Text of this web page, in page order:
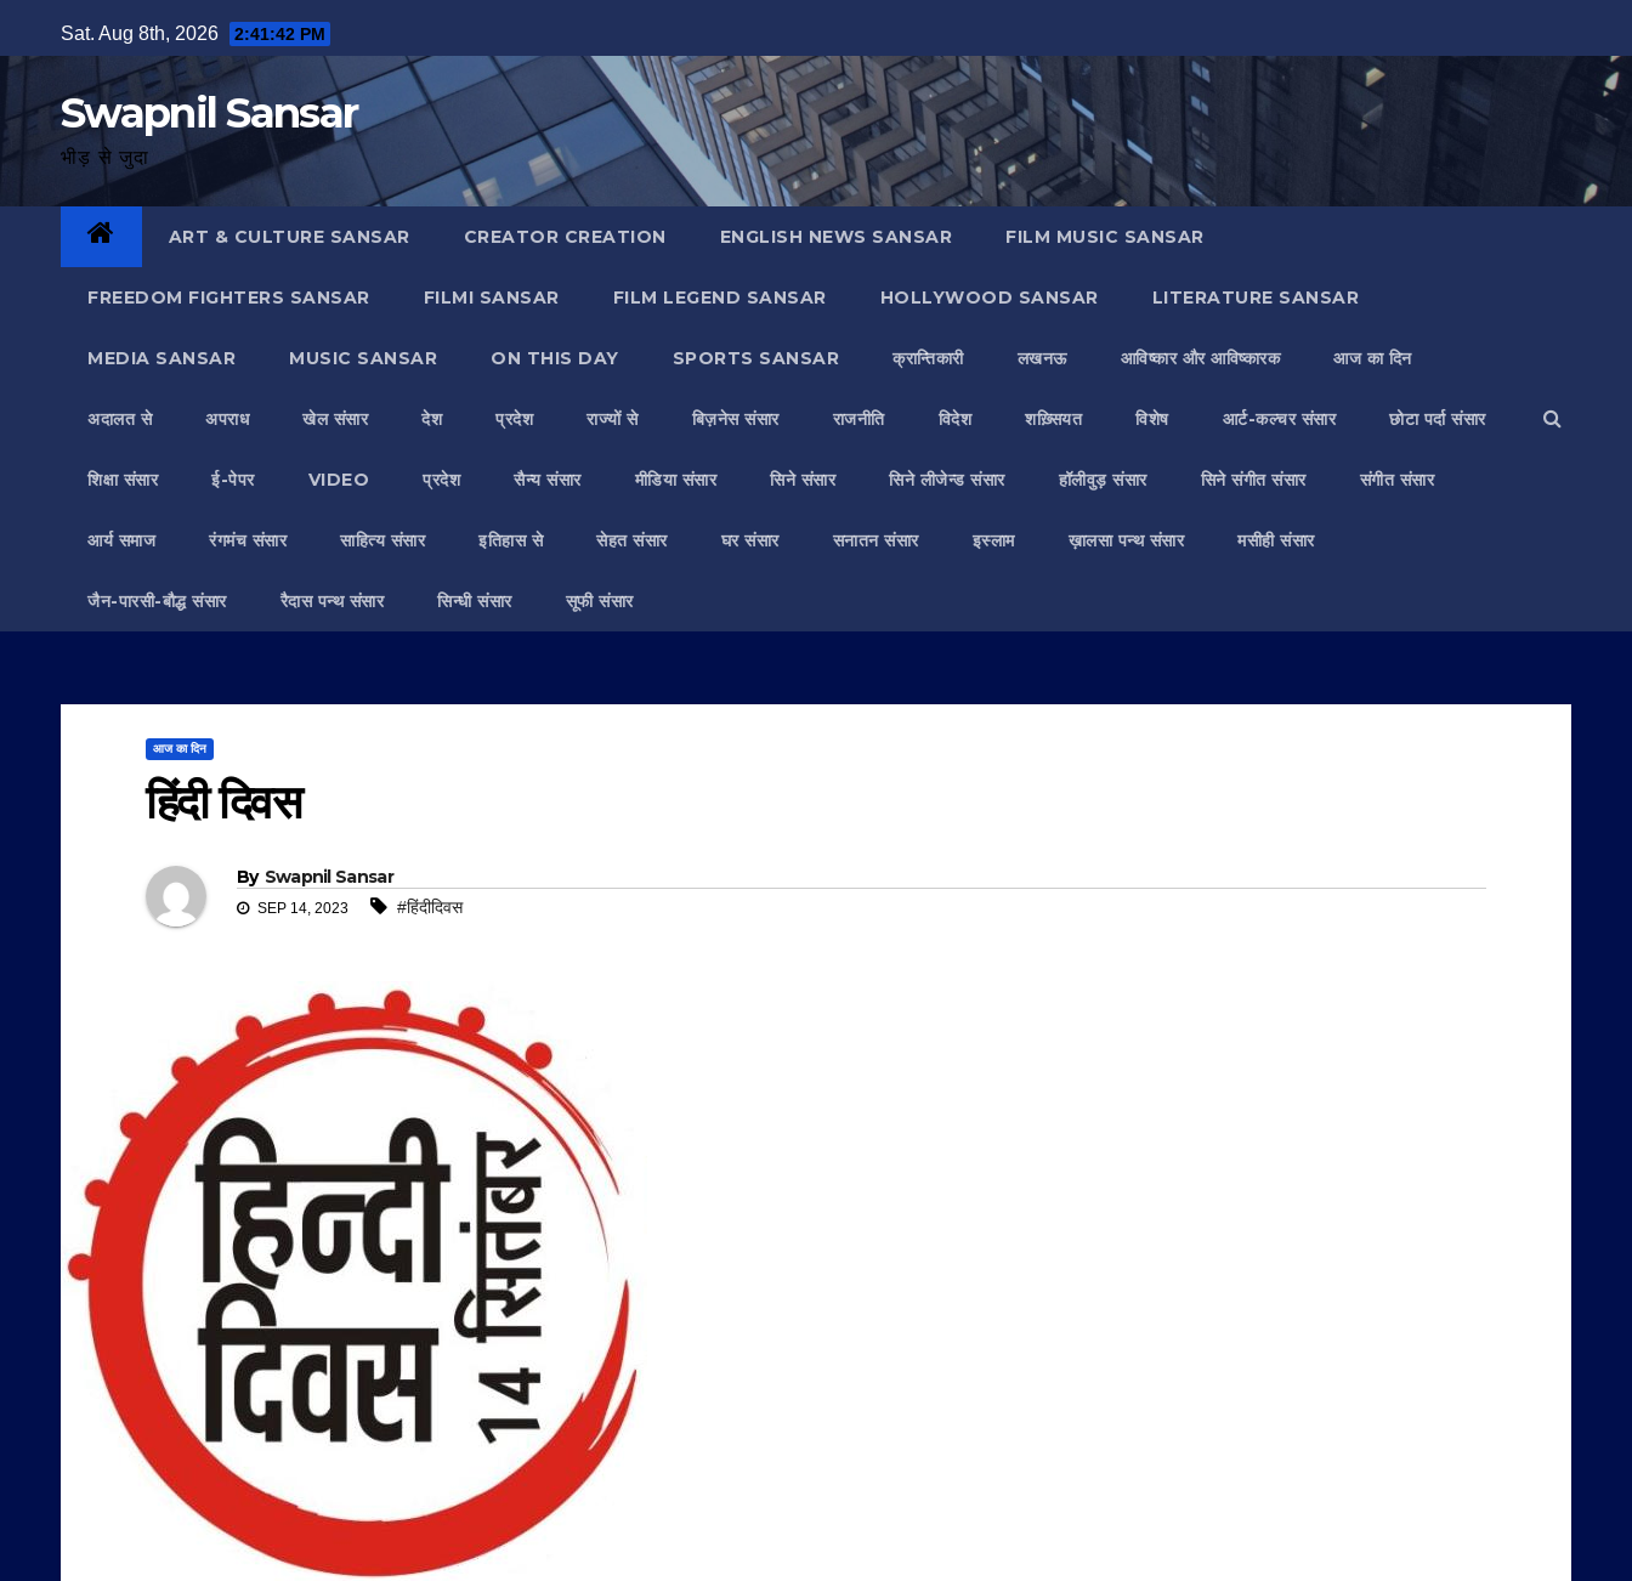
to
Sat. Aug 8th, 2026 2:41:43 PM
Swapnil Sansar
भीड़ से जुदा
ART & CULTURE SANSAR CREATOR CREATION ENGLISH NEWS SANSAR FILM MUSIC SANSAR
FREEDOM FIGHTERS SANSAR FILMI SANSAR FILM LEGEND SANSAR HOLLYWOOD SANSAR LITERATURE SANSAR
MEDIA SANSAR MUSIC SANSAR ON THIS DAY SPORTS SANSAR क्रान्तिकारी लखनऊ आविष्कार और आविष्कारक आज का दिन
अदालत से अपराध खेल संसार देश प्रदेश राज्यों से बिज़नेस संसार राजनीति विदेश शख़्सियत विशेष आर्ट-कल्चर संसार छोटा पर्दा संसार
शिक्षा संसार ई-पेपर VIDEO प्रदेश सैन्य संसार मीडिया संसार सिने संसार सिने लीजेन्ड संसार हॉलीवुड़ संसार सिने संगीत संसार संगीत संसार
आर्य समाज रंगमंच संसार साहित्य संसार इतिहास से सेहत संसार घर संसार सनातन संसार इस्लाम ख़ालसा पन्थ संसार मसीही संसार
जैन-पारसी-बौद्ध संसार रैदास पन्थ संसार सिन्धी संसार सूफी संसार
आज का दिन
हिंदी दिवस
By Swapnil Sansar
SEP 14, 2023 #हिंदीदिवस